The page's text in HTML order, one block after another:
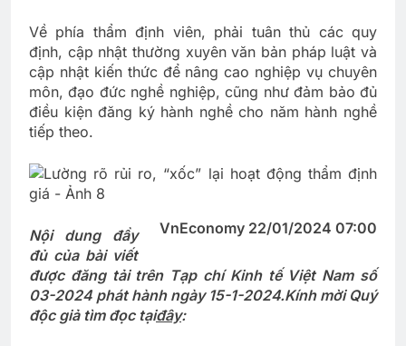
Về phía thẩm định viên, phải tuân thủ các quy
định, cập nhật thường xuyên văn bản pháp luật và
cập nhật kiến thức để nâng cao nghiệp vụ chuyên
môn, đạo đức nghề nghiệp, cũng như đảm bảo đủ
điều kiện đăng ký hành nghề cho năm hành nghề
tiếp theo.
VnEconomy 22/01/2024 07:00
Nội dung đầy
đủ của bài viết
được đăng tải trên Tạp chí Kinh tế Việt Nam số
03-2024 phát hành ngày 15-1-2024.Kính mời Quý
độc giả tìm đọc tạiđây: